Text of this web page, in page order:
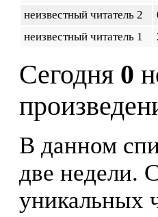
неизвестный читатель 2
неизвестный читатель 1
Сегодня 0
В данном
две недели.
уникальных